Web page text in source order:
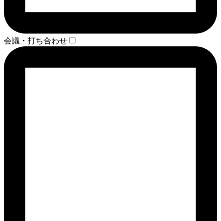
会議・打ち合わせ